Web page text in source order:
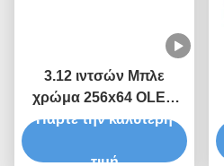
3.12 ιντσών Μπλε
χρώμα 256x64 OLED
οθόνη SSD1322 OLED
Πάρτε την καλύτερη
τιμή